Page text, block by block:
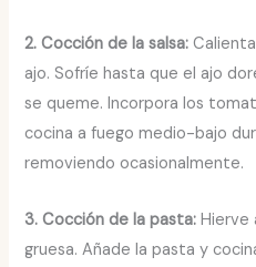
2. Cocción de la salsa:
ajo. Sofríe hasta que el ajo
se queme. Incorpora los
cocina a fuego medio-bajo
removiendo ocasionalmente.
3. Cocción de la pasta: Hierve
gruesa. Añade la pasta y